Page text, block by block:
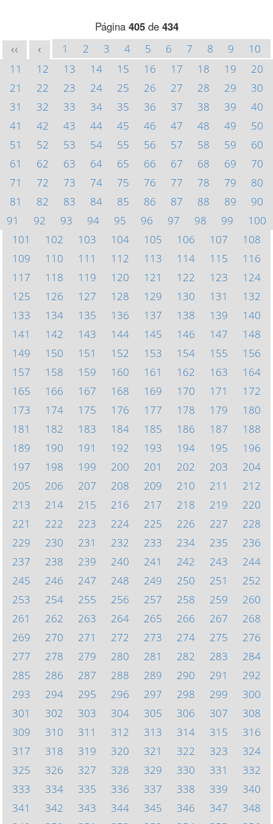
Página 405de 434
<< < 1 2 3 4 5 6 7 8 9
10
11
12 13 14 15 16 17 18 19
20
21
22 23 24 25 26 27 28 29
30
31
32 33 34 35 36 37 38 39
40
41
42 43 44 45 46 47 48 49
50
51
52 53 54 55 56 57 58 59
60
61
62 63 64 65 66 67 68 69
70
71
72 73 74 75 76 77 78 79
80
81
82 83 84 85 86 87 88 89
90
91
92 93 94 95 96 97 98 99
100
101
102 103 104 105 106 107
108
109
110 111 112 113 114 115
116
117
118 119 120 121 122 123
124
125
126 127 128 129 130 131
132
133
134 135 136 137 138 139
140
141
142 143 144 145 146 147
148
149
150 151 152 153 154 155
156
157
158 159 160 161 162 163
164
165
166 167 168 169 170 171
172
173
174 175 176 177 178 179
180
181
182 183 184 185 186 187
188
189
190 191 192 193 194 195
196
197
198 199 200 201 202 203
204
205
206 207 208 209 210 211
212
213
214 215 216 217 218 219
220
221
222 223 224 225 226 227
228
229
230 231 232 233 234 235
236
237
238 239 240 241 242 243
244
245
246 247 248 249 250 251
252
253
254 255 256 257 258 259
260
261
262 263 264 265 266 267
268
269
270 271 272 273 274 275
276
277
278 279 280 281 282 283
284
285
286 287 288 289 290 291
292
293
294 295 296 297 298 299
300
301
302 303 304 305 306 307
308
309
310 311 312 313 314 315
316
317
318 319 320 321 322 323
324
325
326 327 328 329 330 331
332
333
334 335 336 337 338 339
340
341
342 343 344 345 346 347
348